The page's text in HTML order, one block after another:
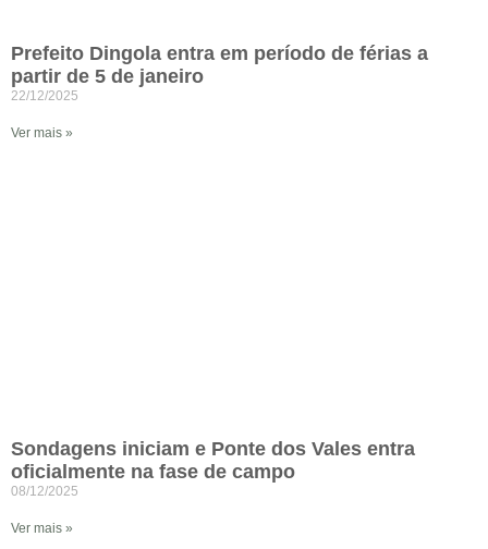
Prefeito Dingola entra em período de férias a
partir de 5 de janeiro
22/12/2025
Ver mais »
Sondagens iniciam e Ponte dos Vales entra
oficialmente na fase de campo
08/12/2025
Ver mais »